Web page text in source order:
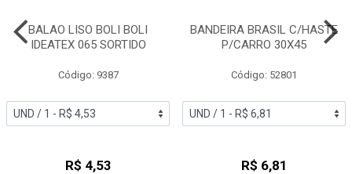
BALAO LISO BOLI BOLI
IDEATEX 065 SORTIDO
Código: 9387
R$ 4,53
BANDEIRA BRASIL C/HASTE
P/CARRO 30X45
Código: 52801
R$ 6,81